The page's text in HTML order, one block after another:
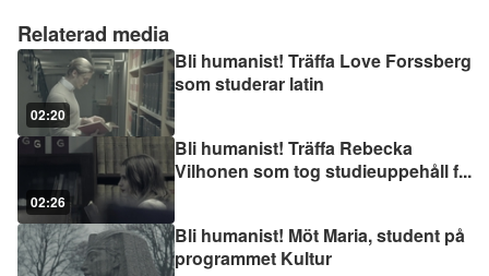
Relaterad media
02:20
Bli humanist! Träffa Love Forssberg
som studerar latin
02:26
Bli humanist! Träffa Rebecka
Vilhonen som tog studieuppehåll f...
Bli humanist! Möt Maria, student på
programmet Kultur